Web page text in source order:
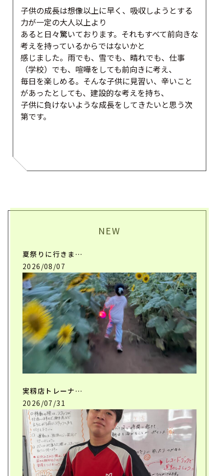
子供の成長は想像以上に早く、吸収しようとする
力が一定の大人以上より
あると日々驚いております。それもすべて前向きな
考えを持っているからではないかと
感じました。雨でも、雪でも、晴れでも、仕事
（学校）でも、喧嘩をしても前向きに考え、
毎日を楽しめる。そんな子供に見習い、辛いこと
があったとしても、建設的な考えを持ち、
子供に負けないような成長をしてきたいと思う次
第です。
NEW
夏祭りに行きま…
2026/08/07
実籾店トレーナ…
2026/07/31